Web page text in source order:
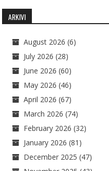
ARKIVI
August 2026 (6)
July 2026 (28)
June 2026 (60)
May 2026 (46)
April 2026 (67)
March 2026 (74)
February 2026 (32)
January 2026 (81)
December 2025 (47)